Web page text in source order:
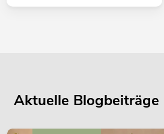
Aktuelle Blogbeiträge